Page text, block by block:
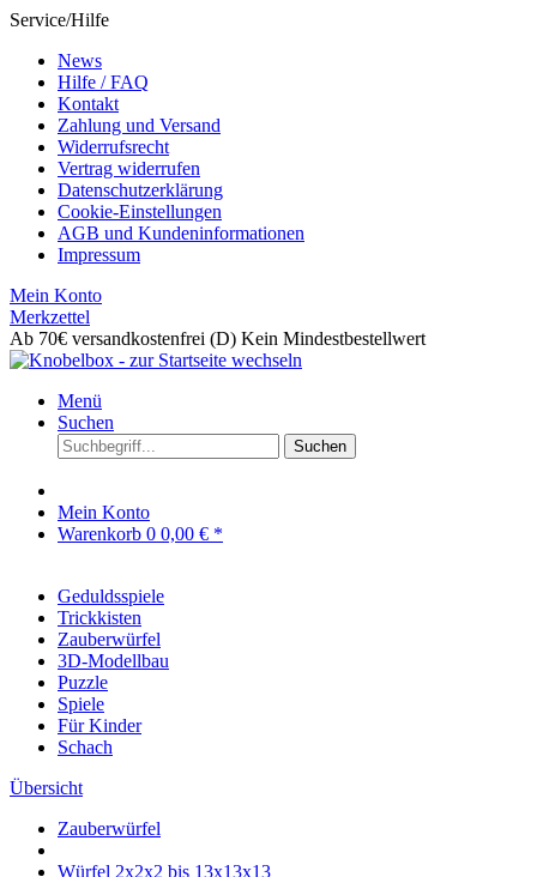
Service/Hilfe
News
Hilfe / FAQ
Kontakt
Zahlung und Versand
Widerrufsrecht
Vertrag widerrufen
Datenschutzerklärung
Cookie-Einstellungen
AGB und Kundeninformationen
Impressum
Mein Konto
Merkzettel
Ab 70€ versandkostenfrei (D) Kein Mindestbestellwert
Menü
Suchen
Suchen
Mein Konto
Warenkorb 0 0,00 € *
Geduldsspiele
Trickkisten
Zauberwürfel
3D-Modellbau
Puzzle
Spiele
Für Kinder
Schach
Übersicht
Zauberwürfel
Würfel 2x2x2 bis 13x13x13